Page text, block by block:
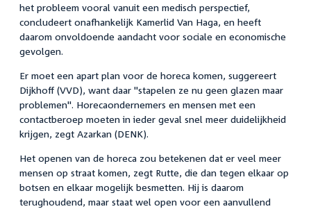
het probleem vooral vanuit een medisch perspectief,
concludeert onafhankelijk Kamerlid Van Haga, en heeft
daarom onvoldoende aandacht voor sociale en economische
gevolgen.
Er moet een apart plan voor de horeca komen, suggereert
Dijkhoff (VVD), want daar "stapelen ze nu geen glazen maar
problemen". Horecaondernemers en mensen met een
contactberoep moeten in ieder geval snel meer duidelijkheid
krijgen, zegt Azarkan (DENK).
Het openen van de horeca zou betekenen dat er veel meer
mensen op straat komen, zegt Rutte, die dan tegen elkaar op
botsen en elkaar mogelijk besmetten. Hij is daarom
terughoudend, maar staat wel open voor een aanvullend